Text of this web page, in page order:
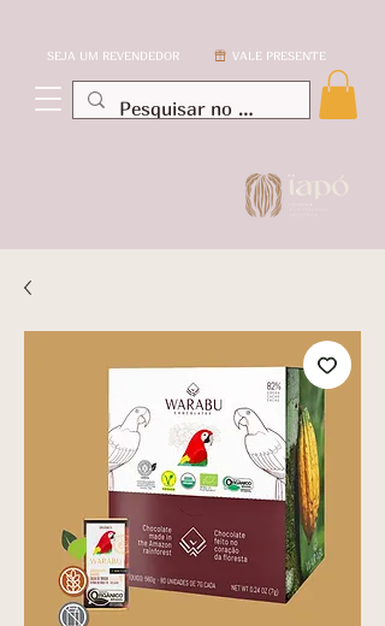
VALE PRESENTE
SEJA UM REVENDEDOR